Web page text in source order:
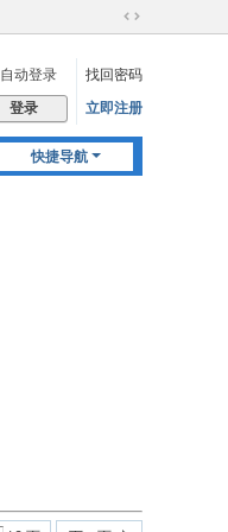
切
到
宽
自动登录
找回密码
登录 立即注册
快捷导航